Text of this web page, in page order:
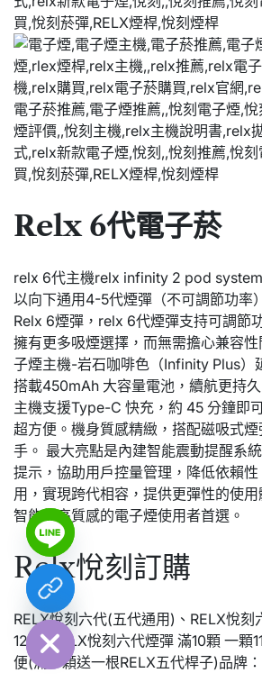
Relx 6代電子菸
relx 6代主機relx infinity 2 pod
以向下通用4-5代煙彈（不可調節功率
Relx 6煙彈，relx 6代煙彈支持可調節
擁有更多吸煙選擇，而無需擔心兼容
子煙主機-岩石咖啡色（Infinity Plus）
搭載450mAh 大容量電池，續航更持
主機支援Type-C 快充，約 45 分鐘即
超方便。機身質感精緻，搭配磁吸式
手。 最大亮點是內建智能震動提醒系
提示，協助用戶控量管理，降低依賴
用，實現跨代相容，提供更彈性的使用
智能與高質感的電子煙使用者首選。
Relx悅刻訂購
RELX悅刻六代(五代通用)、RELX悅刻
120、RELX悅刻六代煙彈 滿10顆 一顆
便(滿10顆送一根RELX五代桿子)品牌
Hide
chaty